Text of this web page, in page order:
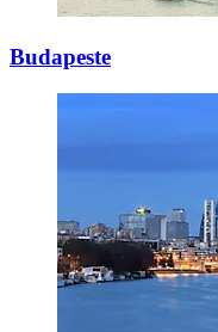
Budapeste